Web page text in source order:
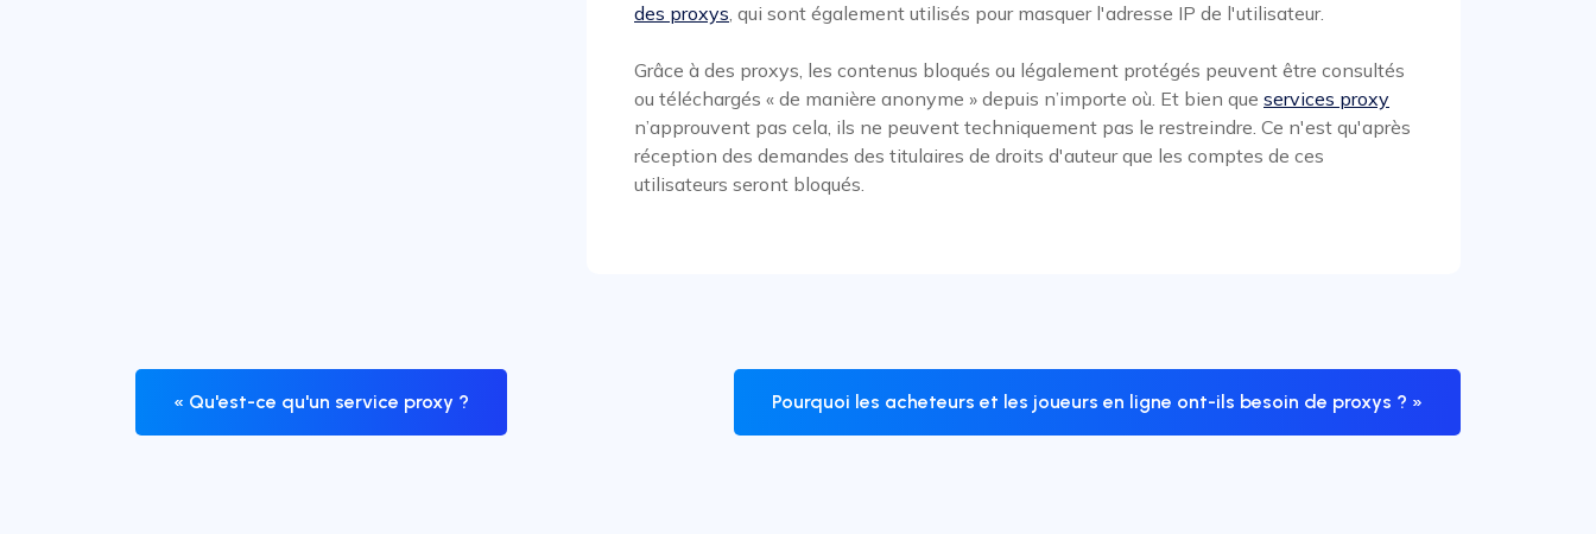
des proxys, qui sont également utilisés pour masquer l'adresse IP de l'utilisateur.
Grâce à des proxys, les contenus bloqués ou légalement protégés peuvent être consultés
ou téléchargés « de manière anonyme » depuis n’importe où. Et bien que services proxy
n’approuvent pas cela, ils ne peuvent techniquement pas le restreindre. Ce n'est qu'après
réception des demandes des titulaires de droits d'auteur que les comptes de ces
utilisateurs seront bloqués.
« Qu'est-ce qu'un service proxy ? Pourquoi les acheteurs et les joueurs en ligne ont-ils besoin de proxys ? »